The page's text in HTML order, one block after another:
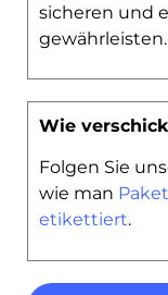
sicheren und
gewährleisten.
Wie
Folgen Sie
wie man
etikettiert.